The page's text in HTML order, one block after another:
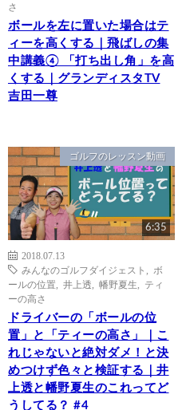
さ
ボールを左に置いた場合はテ
ィーを高くする｜飛ばしの集
中講義④ 「打ち出し角」を高
くする｜グランディスタTV
吉田一尊
ゴルフのレッスン動画
6:35
2018.07.13
みんなのゴルフダイジェスト
ボ
ールの位置
井上透 幡野夏生
ティ
ーの高さ
ドライバーの「ボールの位
置」と「ティーの高さ」｜こ
れじゃないと絶対ダメ！と決
めつけず色々と検証する｜井
上透と幡野夏生のこれってど
うしてる？ #4